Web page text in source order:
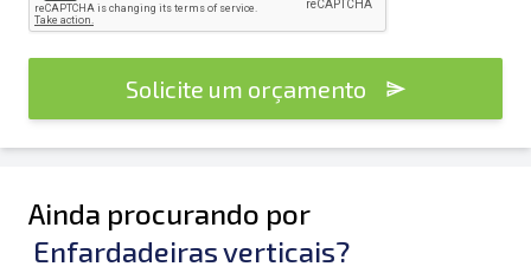
Solicite um orçamento
Ainda procurando por
Enfardadeiras verticais?